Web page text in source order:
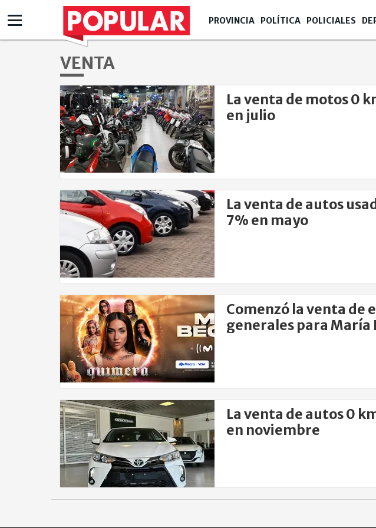
PROVINCIA POLÍTICA POLICIALES
VENTA
La venta de motos 0
en julio
La venta de autos
7% en mayo
Comenzó la venta de
generales para María
La venta de autos 0
en noviembre